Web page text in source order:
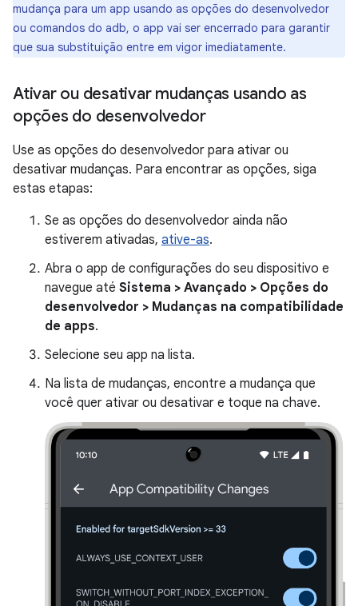
mudança para um app usando as opções do desenvolvedor
ou comandos do adb, o app vai ser encerrado para garantir
que sua substituição entre em vigor imediatamente.
Ativar ou desativar mudanças usando as
opções do desenvolvedor
Use as opções do desenvolvedor para ativar ou
desativar mudanças. Para encontrar as opções, siga
estas etapas:
Se as opções do desenvolvedor ainda não
estiverem ativadas, ative-as.
Abra o app de configurações do seu dispositivo e
navegue até Sistema > Avançado > Opções do
desenvolvedor > Mudanças na compatibilidade
de apps.
Selecione seu app na lista.
Na lista de mudanças, encontre a mudança que
você quer ativar ou desativar e toque na chave.